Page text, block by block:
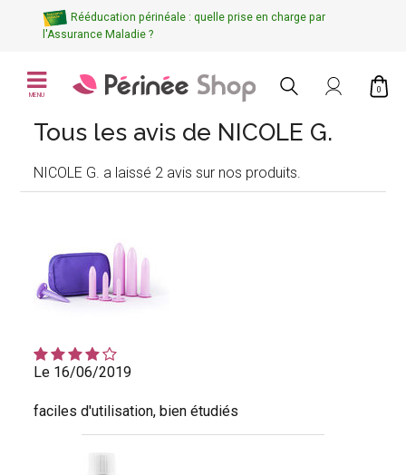
Rééducation périnéale : quelle prise en charge par
l'Assurance Maladie ?
MENU
0
Tous les avis de NICOLE G.
NICOLE G. a laissé 2 avis sur nos produits.
Le 16/06/2019
faciles d'utilisation, bien étudiés